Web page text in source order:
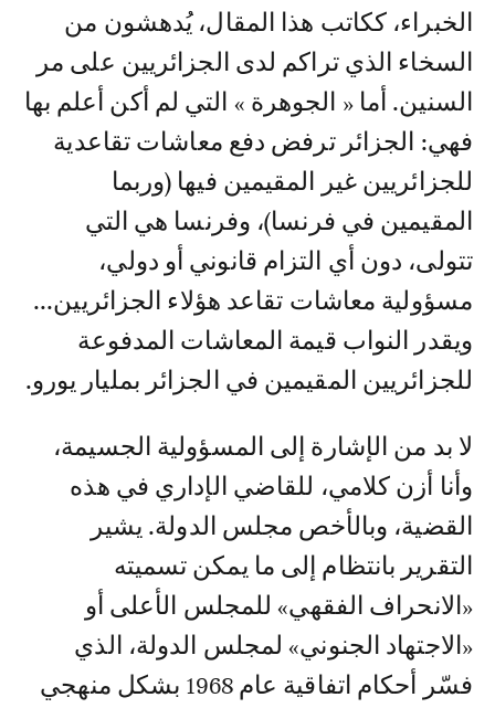
الخبراء، ككاتب هذا المقال، يُدهشون من
السخاء الذي تراكم لدى الجزائريين على مر
السنين. أما « الجوهرة » التي لم أكن أعلم بها
فهي: الجزائر ترفض دفع معاشات تقاعدية
للجزائريين غير المقيمين فيها (وربما
المقيمين في فرنسا)، وفرنسا هي التي
تتولى، دون أي التزام قانوني أو دولي،
مسؤولية معاشات تقاعد هؤلاء الجزائريين...
ويقدر النواب قيمة المعاشات المدفوعة
للجزائريين المقيمين في الجزائر بمليار يورو.
لا بد من الإشارة إلى المسؤولية الجسيمة،
وأنا أزن كلامي، للقاضي الإداري في هذه
القضية، وبالأخص مجلس الدولة. يشير
التقرير بانتظام إلى ما يمكن تسميته
«الانحراف الفقهي» للمجلس الأعلى أو
«الاجتهاد الجنوني» لمجلس الدولة، الذي
فسّر أحكام اتفاقية عام 1968 بشكل منهجي